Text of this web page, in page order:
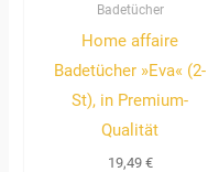
Badetücher
Home affaire
Badetücher »Eva« (2-
St), in Premium-
Qualität
19,49 €